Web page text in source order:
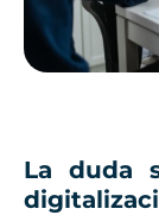
La duda